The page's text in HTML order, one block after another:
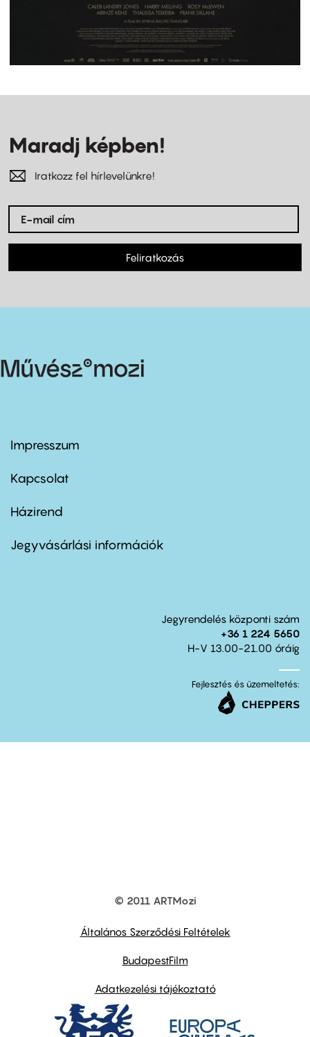
Maradj képben!
Iratkozz fel hírlevelünkre!
Feliratkozás
Footer
first
Impresszum
Kapcsolat
Footer
second
Házirend
Jegyvásárlási információk
Jegyrendelés központi szám
+36 1 224 5650
H-V 13.00-21.00 óráig
Fejlesztés és üzemeltetés:
© 2011 ARTMozi
Általános Szerződési Feltételek
BudapestFilm
Adatkezelési tájékoztató